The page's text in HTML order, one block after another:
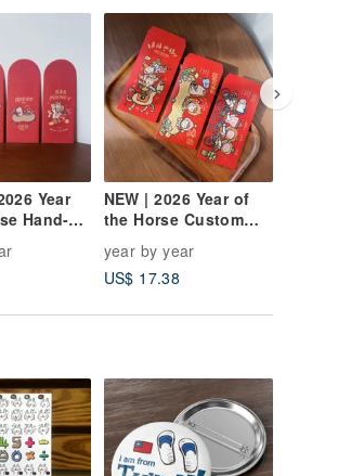
Year
Hand-
of 5) -
NEW | 2026 Year of
the Horse Custom
Big Head Baby Hand-
Painted Red
Envelope - Set of 7 |
Product
year by year
US$ 17.38